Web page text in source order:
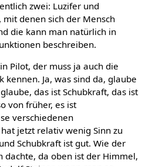
zwei: Luzifer und
denen sich der Mensch
die kann man natürlich in
beschreiben.
Pilot, der muss ja auch die
Ja, was sind da, glaube
das ist Schubkraft, das ist
von früher, es ist
verschiedenen
jetzt relativ wenig Sinn zu
Schubkraft ist gut. Wie der
dachte, da oben ist der Himmel,